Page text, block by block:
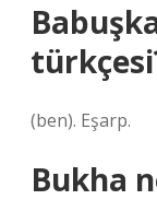
(ben). Eşarp.
Bukha